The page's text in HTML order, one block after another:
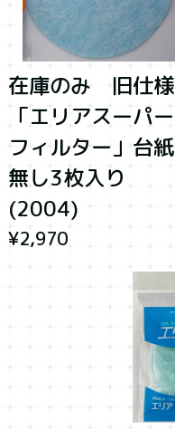
在庫のみ 旧仕様
「エリアスーパー
フィルター」台紙
無し3枚入り
(2004)
¥2,970